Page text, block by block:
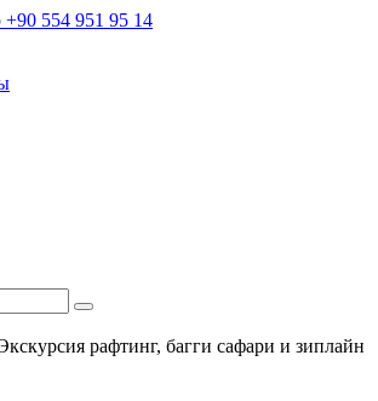
+90 554 951 95 14
рафтинг, багги сафари и зиплайн